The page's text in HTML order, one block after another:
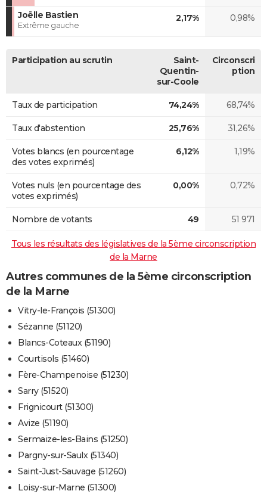
Joëlle Bastien
Extrême gauche
2,17% 0,98%
Participation au scrutin
Saint-
Quentin-
sur-Coole
Circonscri
ption
Taux de participation 74,24% 68,74%
Taux d'abstention 25,76% 31,26%
Votes blancs (en pourcentage
des votes exprimés)
6,12% 1,19%
Votes nuls (en pourcentage des
votes exprimés)
0,00% 0,72%
Nombre de votants 49 51 971
Tous les résultats des législatives de la 5ème circonscription
de la Marne
Autres communes de la 5ème circonscription
de la Marne
Vitry-le-François (51300)
Sézanne (51120)
Blancs-Coteaux (51190)
Courtisols (51460)
Fère-Champenoise (51230)
Sarry (51520)
Frignicourt (51300)
Avize (51190)
Sermaize-les-Bains (51250)
Pargny-sur-Saulx (51340)
Saint-Just-Sauvage (51260)
Loisy-sur-Marne (51300)